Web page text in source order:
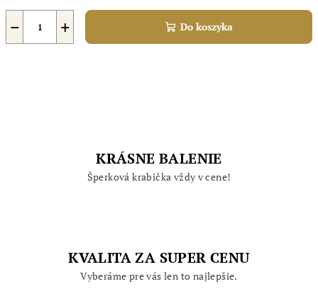
+
− Do koszyka
KRÁSNE BALENIE
Šperková krabička vždy v cene!
KVALITA ZA SUPER CENU
Vyberáme pre vás len to najlepšie.